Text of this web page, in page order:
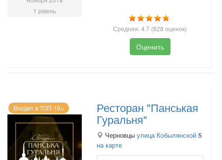
1 рівень
Средняя:4.7 (828 оценок)
Оценить
Входит в ТОП-10+ Ресторан "Панськая
Гуральня"
Черновцы улица Кобылянской 5
на карте